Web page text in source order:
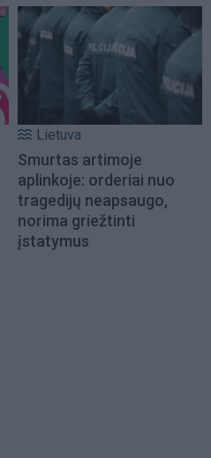
Lietuva
Smurtas artimoje
aplinkoje: orderiai nuo
tragedijų neapsaugo,
norima griežtinti
įstatymus